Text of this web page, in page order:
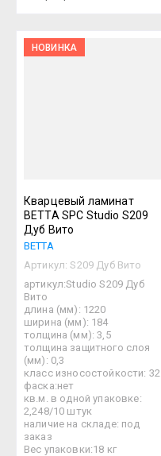
Цена - возрастание
НОВИНКА
Кварцевый ламинат
BETTA SPC Studio S209
Дуб Вито
BETTA
Артикул: S209 Дуб Вито
артикул:Studio S209 Дуб
Вито
длина (мм): 1220
ширина (мм): 184
толщина (мм): 3,5
толщина защитного слоя
(мм): 0,3
класс износостойкости: 32
фаска:нет
кв.м. в одной упаковке:
2,248/10 штук
наличие на складе: под
заказ
Вес упаковки:18 кг